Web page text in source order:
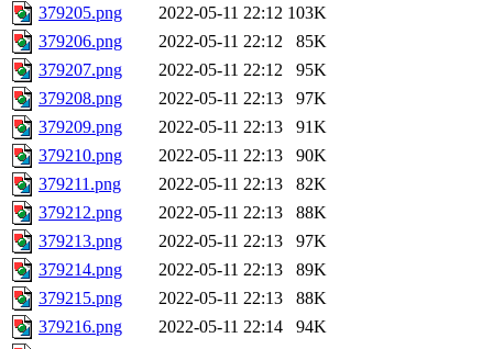
379205.png
2022-05-11 22:12 103K
379206.png
2022-05-11 22:12
85K
379207.png
2022-05-11 22:12
95K
379208.png
2022-05-11 22:13
97K
379209.png
2022-05-11 22:13
91K
379210.png
2022-05-11 22:13
90K
379211.png
2022-05-11 22:13
82K
379212.png
2022-05-11 22:13
88K
379213.png
2022-05-11 22:13
97K
379214.png
2022-05-11 22:13
89K
379215.png
2022-05-11 22:13
88K
379216.png
2022-05-11 22:14
94K